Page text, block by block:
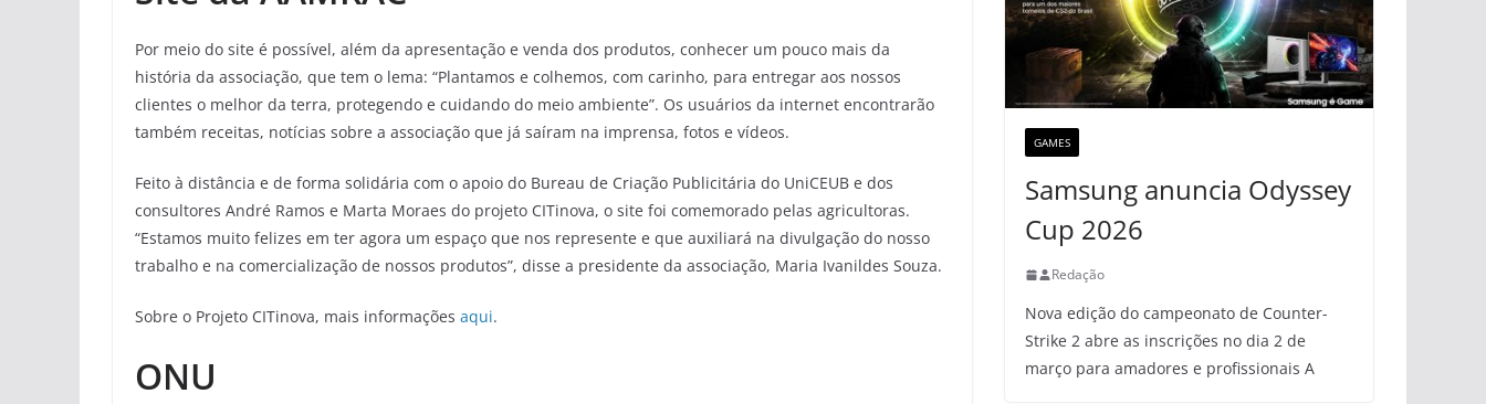
Por meio do site é possível, além da apresentação e venda dos produtos, conhecer um pouco mais da
história da associação, que tem o lema: “Plantamos e colhemos, com carinho, para entregar aos nossos
clientes o melhor da terra, protegendo e cuidando do meio ambiente”. Os usuários da internet encontrarão
também receitas, notícias sobre a associação que já saíram na imprensa, fotos e vídeos.
Feito à distância e de forma solidária com o apoio do Bureau de Criação Publicitária do UniCEUB e dos
consultores André Ramos e Marta Moraes do projeto CITinova, o site foi comemorado pelas agricultoras.
“Estamos muito felizes em ter agora um espaço que nos represente e que auxiliará na divulgação do nosso
trabalho e na comercialização de nossos produtos”, disse a presidente da associação, Maria Ivanildes Souza.
Sobre o Projeto CITinova, mais informações aqui.
ONU
GAMES
Samsung anuncia Odyssey
Cup 2026
Redação
Nova edição do campeonato de Counter-
Strike 2 abre as inscrições no dia 2 de
março para amadores e profissionais A